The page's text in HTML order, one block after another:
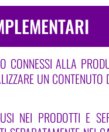
CONNESSI ALLA
UN CONTENUTO
NEI PRODOTTI E